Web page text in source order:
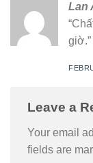
Lan
giờ.”
Leave a
Your email
fields are